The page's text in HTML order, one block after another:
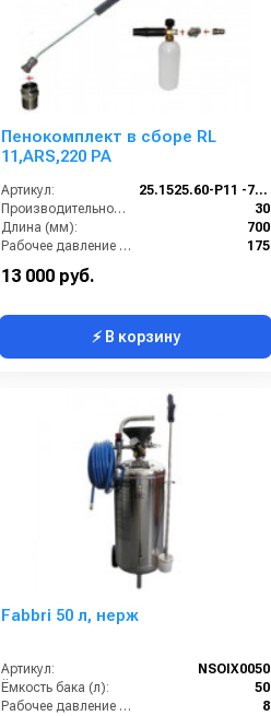
Пенокомплект в сборе RL
11,ARS,220 РА
Артикул:
25.1525.60-P11 -7-220
Производительность (л/мин):
30
Длина (мм):
700
Рабочее давление (бар):
175
13 000 руб.
⚡ В корзину
Fabbri 50 л, нерж
Артикул:
NSOIX0050
Ёмкость бака (л):
50
Рабочее давление (бар):
8